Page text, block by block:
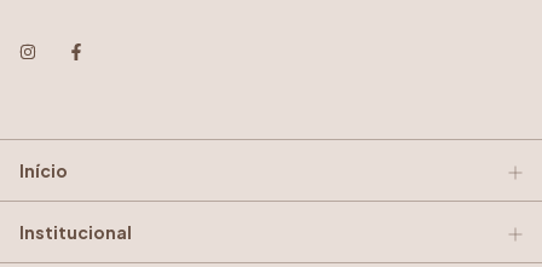
Início
Institucional